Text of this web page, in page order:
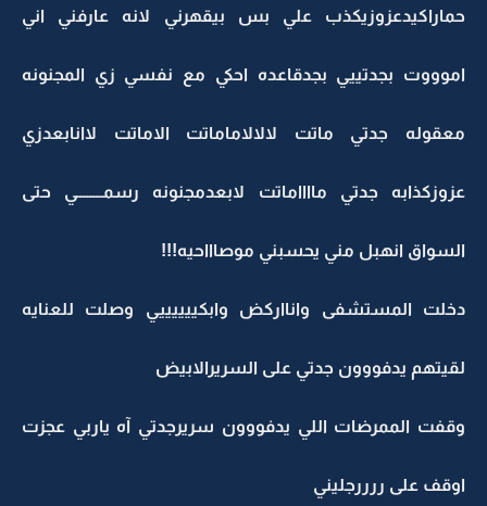
حماراكيدعزوزيكذب علي بس بيقهرني لانه عارفني اني
اموووت بجدتييي بجدقاعده احكي مع نفسي زي المجنونه
معقوله جدتي ماتت لالالاماماتت الاماتت لاانابعدزي
عزوزكذابه جدتي مااااماتت لابعدمجنونه رسمــــــــي حتى
السواق انهبل مني يحسبني موصاااحيه!!!
دخلت المستشفى وانااركض وابكييييييي وصلت للعنايه
لقيتهم يدفووون جدتي على السريرالابيض
وقفت الممرضات اللي يدفووون سريرجدتي آه ياربي عجزت
اوقف على ررررجليني